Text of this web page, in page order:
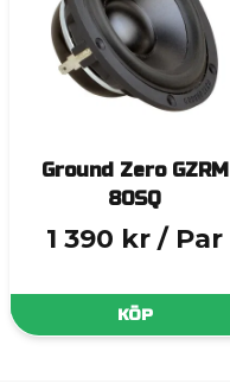
Ground Zero GZRM
80SQ
1 390 kr / Par
KÖP